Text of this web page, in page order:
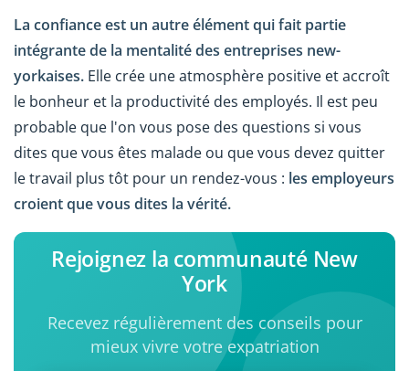
La confiance est un autre élément qui fait partie
intégrante de la mentalité des entreprises new-
yorkaises. Elle crée une atmosphère positive et accroît
le bonheur et la productivité des employés. Il est peu
probable que l'on vous pose des questions si vous
dites que vous êtes malade ou que vous devez quitter
le travail plus tôt pour un rendez-vous : les employeurs
croient que vous dites la vérité.
Rejoignez la communauté New
York
Recevez régulièrement des conseils pour
mieux vivre votre expatriation